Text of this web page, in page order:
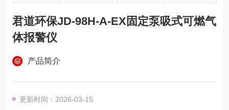
君道环保JD-98H-A-EX固定泵吸式可燃气
体报警仪
产品简介
更新时间：2026-03-15